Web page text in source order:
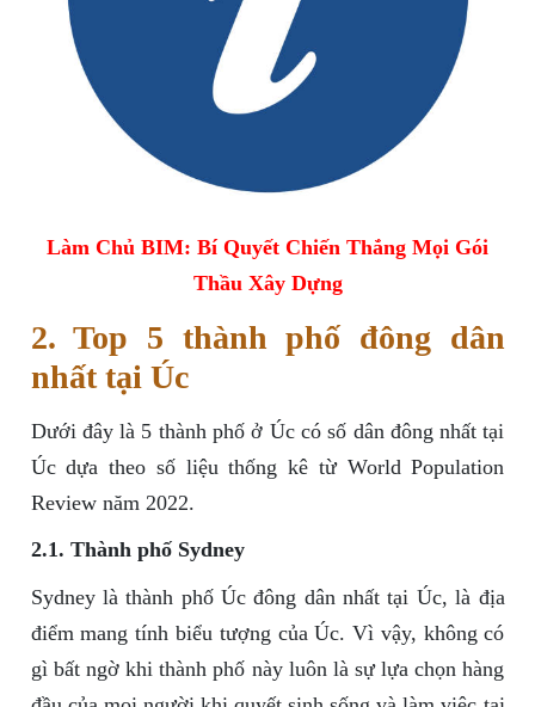
Làm Chủ BIM: Bí Quyết Chiến Thắng Mọi Gói
Thầu Xây Dựng
2. Top 5 thành phố đông dân
nhất tại Úc
Dưới đây là 5 thành phố ở Úc có số dân đông nhất tại
Úc dựa theo số liệu thống kê từ World Population
Review năm 2022.
2.1. Thành phố Sydney
Sydney là thành phố Úc đông dân nhất tại Úc, là địa
điểm mang tính biểu tượng của Úc. Vì vậy, không có
gì bất ngờ khi thành phố này luôn là sự lựa chọn hàng